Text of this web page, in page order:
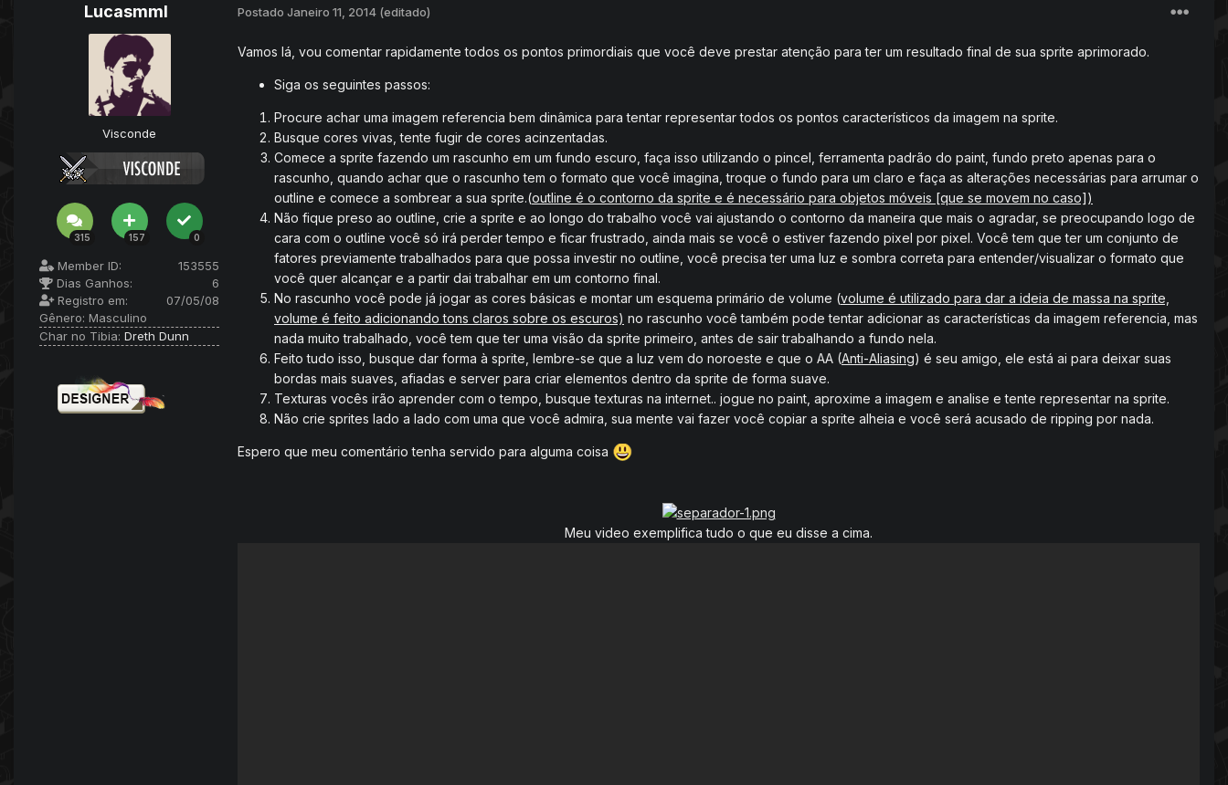
Lucasmml
Visconde
315 157 0
Member ID:
153555
Dias Ganhos:
6
Registro em:
07/05/08
Gênero: Masculino
Char no Tibia: Dreth Dunn
Postado Janeiro 11, 2014 (editado)
Vamos lá, vou comentar rapidamente todos os pontos primordiais que você deve prestar atenção para ter um resultado final de sua sprite aprimorado.
Siga os seguintes passos:
Procure achar uma imagem referencia bem dinâmica para tentar representar todos os pontos característicos da imagem na sprite.
Busque cores vivas, tente fugir de cores acinzentadas.
Comece a sprite fazendo um rascunho em um fundo escuro, faça isso utilizando o pincel, ferramenta padrão do paint, fundo preto apenas para o
rascunho, quando achar que o rascunho tem o formato que você imagina, troque o fundo para um claro e faça as alterações necessárias para arrumar o
outline e comece a sombrear a sua sprite.(outline é o contorno da sprite e é necessário para objetos móveis [que se movem no caso])
Não fique preso ao outline, crie a sprite e ao longo do trabalho você vai ajustando o contorno da maneira que mais o agradar, se preocupando logo de
cara com o outline você só irá perder tempo e ficar frustrado, ainda mais se você o estiver fazendo pixel por pixel. Você tem que ter um conjunto de
fatores previamente trabalhados para que possa investir no outline, você precisa ter uma luz e sombra correta para entender/visualizar o formato que
você quer alcançar e a partir dai trabalhar em um contorno final.
No rascunho você pode já jogar as cores básicas e montar um esquema primário de volume (volume é utilizado para dar a ideia de massa na sprite,
volume é feito adicionando tons claros sobre os escuros) no rascunho você também pode tentar adicionar as características da imagem referencia, mas
nada muito trabalhado, você tem que ter uma visão da sprite primeiro, antes de sair trabalhando a fundo nela.
Feito tudo isso, busque dar forma à sprite, lembre-se que a luz vem do noroeste e que o AA (Anti-Aliasing) é seu amigo, ele está ai para deixar suas
bordas mais suaves, afiadas e server para criar elementos dentro da sprite de forma suave.
Texturas vocês irão aprender com o tempo, busque texturas na internet.. jogue no paint, aproxime a imagem e analise e tente representar na sprite.
Não crie sprites lado a lado com uma que você admira, sua mente vai fazer você copiar a sprite alheia e você será acusado de ripping por nada.
Espero que meu comentário tenha servido para alguma coisa
Meu video exemplifica tudo o que eu disse a cima.